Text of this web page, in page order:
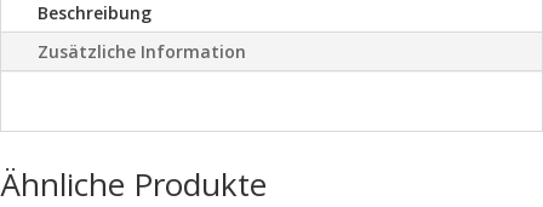
/
Beutel
Beschreibung
Zusätzliche Information
Ähnliche Produkte